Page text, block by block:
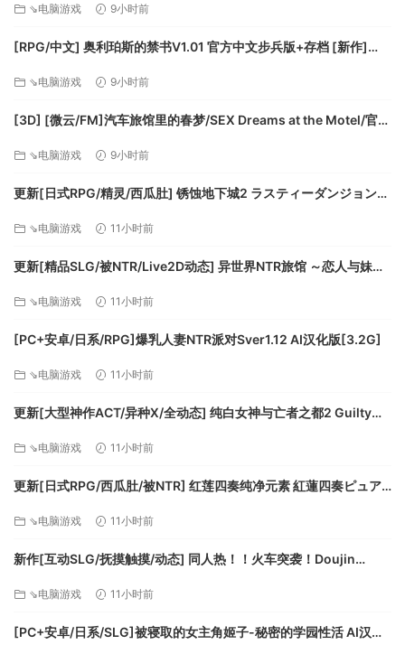
Windows
处理器: Intel Core 2 Duo 2.8 GHz or equivalent
内存: 1 GB RAM
model 3.0 support
存储空间: 需要 2 GB 可用空间
声卡: 100% DirectX 9.0c compatible sound card and
附注事项: Xbox360 Gamepad recommended
推荐配置:
操作系统: Windows 8
处理器: Intel Core 2 Duo or AMD Athlon 64 X2
内存: 2 GB RAM
显卡: NVIDIA® 9600GT or ATI Radeon™ HD
DirectX 版本: 10
声卡: 100% DirectX 9.0c compatible sound card
and drivers
[FM/7.5G/百度]
⇘电脑游戏 9小时前
[RPG/中文] 奥利珀斯的禁书V1.01 官方中文步兵版+存档 [新作]
⇘电脑游戏 9小时前
[3D] [微云/FM]汽车旅馆里的春梦/SEX Dreams at the Motel/官中
⇘电脑游戏 9小时前
更新[日式RPG/精灵/西瓜肚] 锈蚀地下城2 ラスティーダンジョン2
⇘电脑游戏 11小时前
更新[精品SLG/被NTR/Live2D动态] 异世界NTR旅馆 ～恋人与妹妹
⇘电脑游戏 11小时前
[PC+安卓/日系/RPG]爆乳人妻NTR派对Sver1.12 AI汉化版[3.2G]
⇘电脑游戏 11小时前
更新[大型神作ACT/异种X/全动态] 纯白女神与亡者之都2 Guilty
⇘电脑游戏 11小时前
更新[日式RPG/西瓜肚/被NTR] 红莲四奏纯净元素 紅蓮四奏ピュア
⇘电脑游戏 11小时前
新作[互动SLG/抚摸触摸/动态] 同人热！！火车突袭！Doujin
⇘电脑游戏 11小时前
[PC+安卓/日系/SLG]被寝取的女主角姬子-秘密的学园性活 AI汉化